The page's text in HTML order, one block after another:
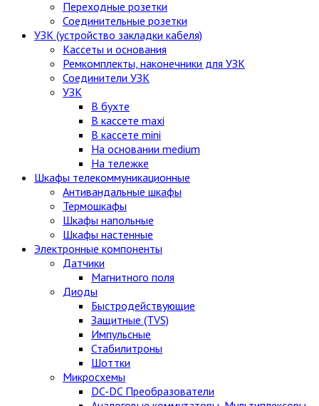
Переходные розетки
Соединительные розетки
УЗК (устройство закладки кабеля)
Кассеты и основания
Ремкомплекты, наконечники для УЗК
Соединители УЗК
УЗК
В бухте
В кассете maxi
В кассете mini
На основании medium
На тележке
Шкафы телекоммуникационные
Антивандальные шкафы
Термошкафы
Шкафы напольные
Шкафы настенные
Электронные компоненты
Датчики
Магнитного поля
Диоды
Быстродействующие
Защитные (TVS)
Импульсные
Стабилитроны
Шоттки
Микросхемы
DC-DC Преобразователи